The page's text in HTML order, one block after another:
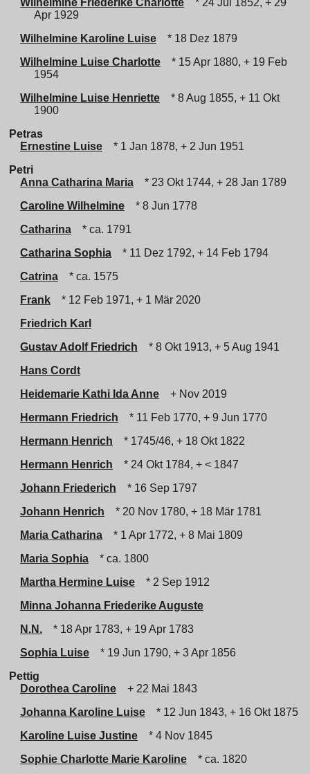
Wilhelmine Friederike Charlotte
* 24 Jul 1852, + 29
Apr 1929
Wilhelmine Karoline Luise
* 18 Dez 1879
Wilhelmine Luise Charlotte
* 15 Apr 1880, + 19 Feb
1954
Wilhelmine Luise Henriette
* 8 Aug 1855, + 11 Okt
1900
Petras
Ernestine Luise
* 1 Jan 1878, + 2 Jun 1951
Petri
Anna Catharina Maria
* 23 Okt 1744, + 28 Jan 1789
Caroline Wilhelmine
* 8 Jun 1778
Catharina
* ca. 1791
Catharina Sophia
* 11 Dez 1792, + 14 Feb 1794
Catrina
* ca. 1575
Frank
* 12 Feb 1971, + 1 Mär 2020
Friedrich Karl
Gustav Adolf Friedrich
* 8 Okt 1913, + 5 Aug 1941
Hans Cordt
Heidemarie Kathi Ida Anne
+ Nov 2019
Hermann Friedrich
* 11 Feb 1770, + 9 Jun 1770
Hermann Henrich
* 1745/46, + 18 Okt 1822
Hermann Henrich
* 24 Okt 1784, + < 1847
Johann Friederich
* 16 Sep 1797
Johann Henrich
* 20 Nov 1780, + 18 Mär 1781
Maria Catharina
* 1 Apr 1772, + 8 Mai 1809
Maria Sophia
* ca. 1800
Martha Hermine Luise
* 2 Sep 1912
Minna Johanna Friederike Auguste
N.N.
* 18 Apr 1783, + 19 Apr 1783
Sophia Luise
* 19 Jun 1790, + 3 Apr 1856
Pettig
Dorothea Caroline
+ 22 Mai 1843
Johanna Karoline Luise
* 12 Jun 1843, + 16 Okt 1875
Karoline Luise Justine
* 4 Nov 1845
Sophie Charlotte Marie Karoline
* ca. 1820